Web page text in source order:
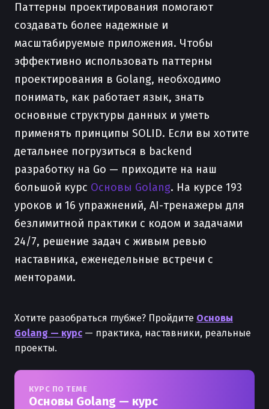
Паттерны проектирования помогают
создавать более надежные и
масштабируемые приложения. Чтобы
эффективно использовать паттерны
проектирования в Golang, необходимо
понимать, как работает язык, знать
основные структуры данных и уметь
применять принципы SOLID. Если вы хотите
детальнее погрузиться в backend
разработку на Go — приходите на наш
большой курс Основы Golang. На курсе 193
уроков и 16 упражнений, AI-тренажеры для
безлимитной практики с кодом и задачами
24/7, решение задач с живым ревью
наставника, еженедельные встречи с
менторами.
Хотите разобраться глубже? Пройдите Основы
Golang — курс — практика, наставники, реальные
проекты.
КУРС ПО ТЕМЕ
Основы Golang — курс